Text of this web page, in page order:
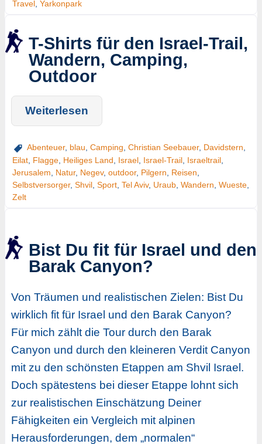
Travel, Yarkonpark
T-Shirts für den Israel-Trail,
Wandern, Camping,
Outdoor
Weiterlesen
Abenteuer, blau Camping Christian Seebauer, Davidstern
Eilat, Flagge, Heiliges Land Israel, Israel-Trail, Israeltrail,
Jerusalem
Natur, Negev, outdoor, Pilgern Reisen
Selbstversorger, Shvil, Sport, Tel Aviv, Uraub, Wandern Wueste,
Zelt
Bist Du fit für Israel und den
Barak Canyon?
Von Träumen und realistischen Zielen: Bist Du
wirklich fit für Israel und den Barak Canyon?
Für mich zählt die Tour durch den Barak
Canyon und durch den kleineren Verdit Canyon
mit zu den schönsten Etappen am Shvil Israel.
Doch spätestens bei dieser Etappe lohnt sich
zur realistischen Einschätzung Deiner
Fähigkeiten ein Vergleich mit alpinen
Herausforderungen, dem „normalen“